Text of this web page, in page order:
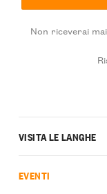
Non riceverai
VISITA LE LANGHE
EVENTI